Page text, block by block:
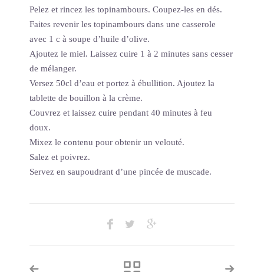
Pelez et rincez les topinambours. Coupez-les en dés.
Faites revenir les topinambours dans une casserole
avec 1 c à soupe d’huile d’olive.
Ajoutez le miel. Laissez cuire 1 à 2 minutes sans cesser
de mélanger.
Versez 50cl d’eau et portez à ébullition. Ajoutez la
tablette de bouillon à la crème.
Couvrez et laissez cuire pendant 40 minutes à feu
doux.
Mixez le contenu pour obtenir un velouté.
Salez et poivrez.
Servez en saupoudrant d’une pincée de muscade.